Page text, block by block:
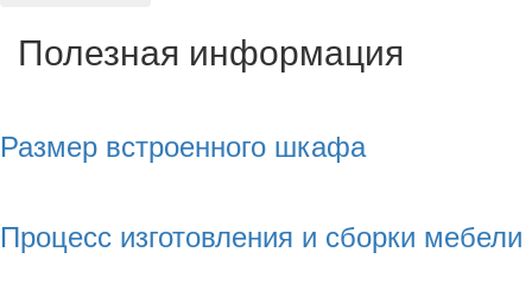
Полезная информация
Размер встроенного шкафа
Процесс изготовления и сборки мебели